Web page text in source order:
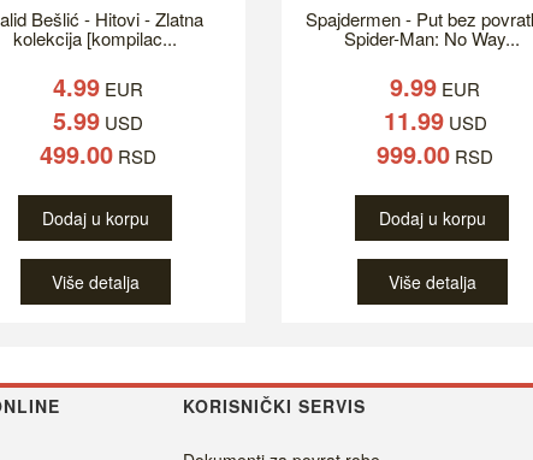
Bešlić - Hitovi - Zlatna
kolekcija [kompilac...
4.99 EUR
5.99 USD
499.00 RSD
Dodaj u korpu
Više detalja
Spajdermen - Put bez
Spider-Man: No Way...
9.99 EUR
11.99USD
999.00 RSD
Dodaj u korpu
Više detalja
KORISNIČKI SERVIS